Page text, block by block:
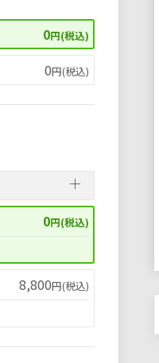
0円(税込)
0円(税込)
0円(税込)
8,800円(税込)